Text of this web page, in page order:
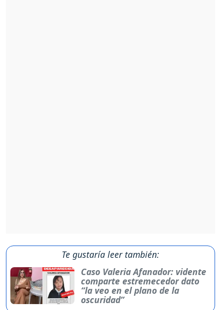
Te gustaría leer también:
Caso Valeria Afanador: vidente
comparte estremecedor dato
“la veo en el plano de la
oscuridad”